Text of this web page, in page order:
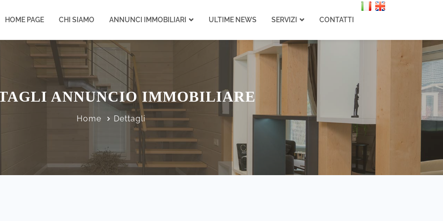
HOME PAGE CHI SIAMO ANNUNCI IMMOBILIARI ULTIME NEWS SERVIZI CONTATTI
ANNUNCIO IMMOBILIARE
Home Dettagli